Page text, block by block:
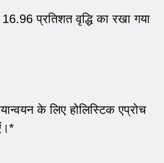
प्रतिशत वृद्धि का रखा गया
के लिए होलिस्टिक एप्रोच